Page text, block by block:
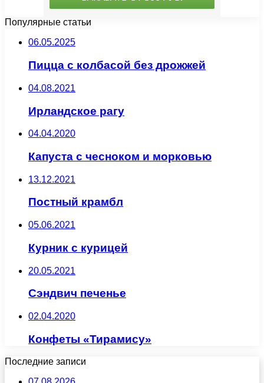
Популярные статьи
06.05.2025
Пицца с колбасой без дрожжей
04.08.2021
Ирландское рагу
04.04.2020
Капуста с чесноком и морковью
13.12.2021
Постный крамбл
05.06.2021
Курник с курицей
20.05.2021
Сэндвич печенье
02.04.2020
Конфеты «Тирамису»
Последние записи